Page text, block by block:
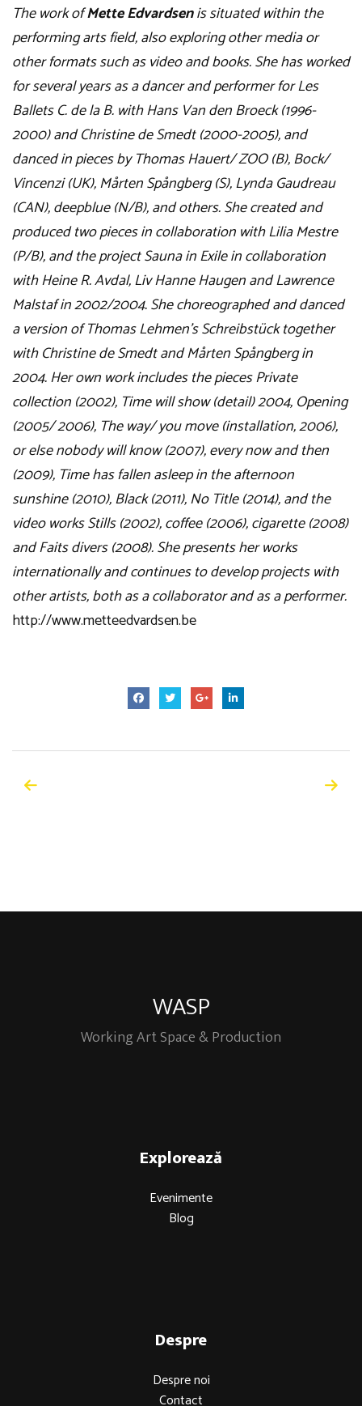
The work ofMette Edvardsenis situated within the
performing arts field, also exploring other media or
other formats such as video and books. She has worked
for several years as a dancer and performer for Les
Ballets C. de la B. with Hans Van den Broeck (1996-
2000) and Christine de Smedt (2000-2005), and
danced in pieces by Thomas Hauert/ ZOO (B), Bock/
Vincenzi (UK), Mårten Spångberg (S), Lynda Gaudreau
(CAN), deepblue (N/B), and others. She created and
produced two pieces in collaboration with Lilia Mestre
(P/B), and the project Sauna in Exile in collaboration
with Heine R. Avdal, Liv Hanne Haugen and Lawrence
Malstaf in 2002/2004. She choreographed and danced
a version of Thomas Lehmen’s Schreibstück together
with Christine de Smedt and Mårten Spångberg in
2004. Her own work includes the pieces Private
collection (2002), Time will show (detail) 2004, Opening
(2005/ 2006), The way/ you move (installation, 2006),
or else nobody will know (2007), every now and then
(2009), Time has fallen asleep in the afternoon
sunshine (2010), Black (2011), No Title (2014), and the
video works Stills (2002), coffee (2006), cigarette (2008)
and Faits divers (2008). She presents her works
internationally and continues to develop projects with
other artists, both as a collaborator and as a performer.
http://www.metteedvardsen.be
WASP
Working Art Space & Production
Explorează
Evenimente
Blog
Despre
Despre noi
Contact